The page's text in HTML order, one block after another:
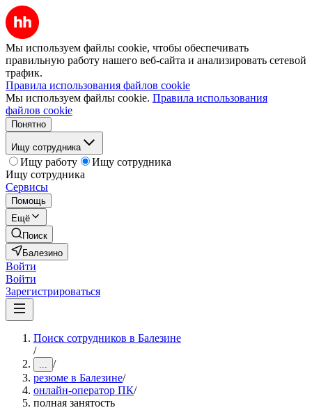
Мы используем файлы cookie, чтобы обеспечивать
правильную работу нашего веб-сайта и анализировать сетевой
трафик.
Правила использования файлов cookie
Мы используем файлы cookie. Правила использования
файлов cookie
Понятно
Ищу сотрудника
Ищу работу
Ищу сотрудника
Ищу сотрудника
Сервисы
Помощь
Ещё
Поиск
Балезино
Войти
Войти
Зарегистрироваться
Поиск сотрудников в Балезине
/
... /
резюме в Балезине/
онлайн-оператор ПК/
полная занятость